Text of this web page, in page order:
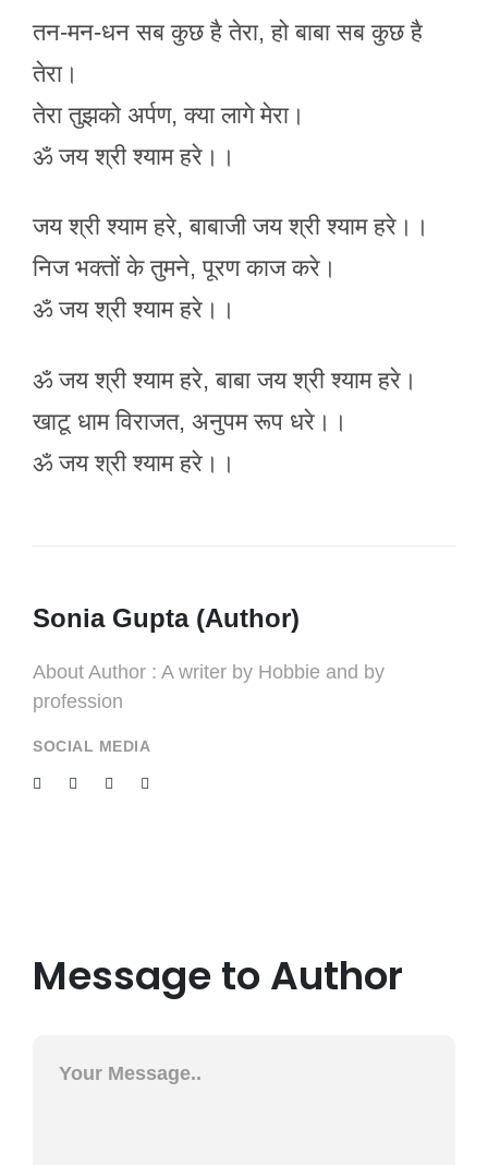
तन-मन-धन सब कुछ है तेरा, हो बाबा सब कुछ है
तेरा।
तेरा तुझको अर्पण, क्या लागे मेरा।
ॐ जय श्री श्याम हरे।।
जय श्री श्याम हरे, बाबाजी जय श्री श्याम हरे।।
निज भक्तों के तुमने, पूरण काज करे।
ॐ जय श्री श्याम हरे।।
ॐ जय श्री श्याम हरे, बाबा जय श्री श्याम हरे।
खाटू धाम विराजत, अनुपम रूप धरे।।
ॐ जय श्री श्याम हरे।।
Sonia Gupta (Author)
About Author : A writer by Hobbie and by
profession
SOCIAL MEDIA
Message to Author